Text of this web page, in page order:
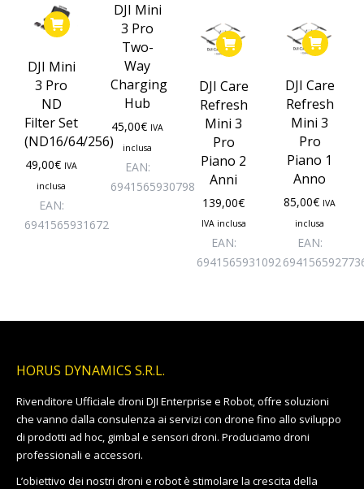
del
prodotto
pagina
del
1.009,00€
DJI Mini
3 Pro
Two-
Way
Charging
Hub
45,00€ IVA
inclusa
EAN:
6941565930798
DJI Mini
3 Pro
ND
Filter Set
(ND16/64/256)
49,00€ IVA
inclusa
EAN:
6941565931672
DJI Care
Refresh
Mini 3
Pro
Piano 1
Anno
85,00€ IVA
inclusa
EAN:
DJI Care
Refresh
Mini 3
Pro
Piano 2
Anni
139,00€
IVA inclusa
EAN:
6941565931092
HORUS DYNAMICS S.R.L.
Rivenditore Ufficiale droni DJI Enterprise e Robot, offre soluzioni
che vanno dalla consulenza ai servizi con drone fino allo sviluppo
di prodotti ad hoc, gimbal e sensori droni. Produciamo droni
professionali e accessori.
L’obiettivo dei nostri droni e robot è stimolare la crescita della